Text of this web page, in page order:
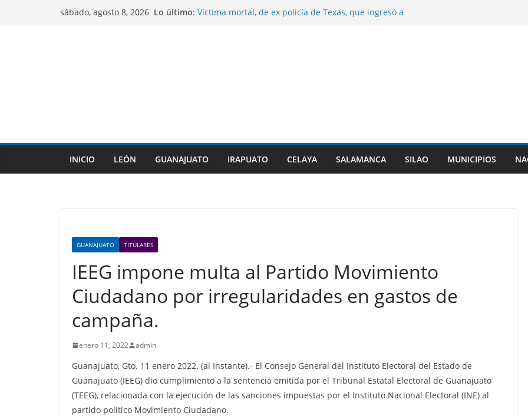
sábado, agosto 8, 2026 Lo último: Víctima mortal, de ex policía de Texas, que ingresó a
INICIO LEÓN GUANAJUATO IRAPUATO CELAYA SALAMANCA SILAO MUNICIPIOS
GUANAJUATO TITULARES
IEEG impone multa al Partido Movimiento
Ciudadano por irregularidades en gastos de
campaña.
enero 11, 2022 admin
Guanajuato, Gto. 11 enero 2022. (al Instante).- El Consejo General del Instituto Electoral del Estado de
Guanajuato (IEEG) dio cumplimiento a la sentencia emitida por el Tribunal Estatal Electoral de Guanajuato
(TEEG), relacionada con la ejecución de las sanciones impuestas por el Instituto Nacional Electoral (INE) al
partido político Movimiento Ciudadano.